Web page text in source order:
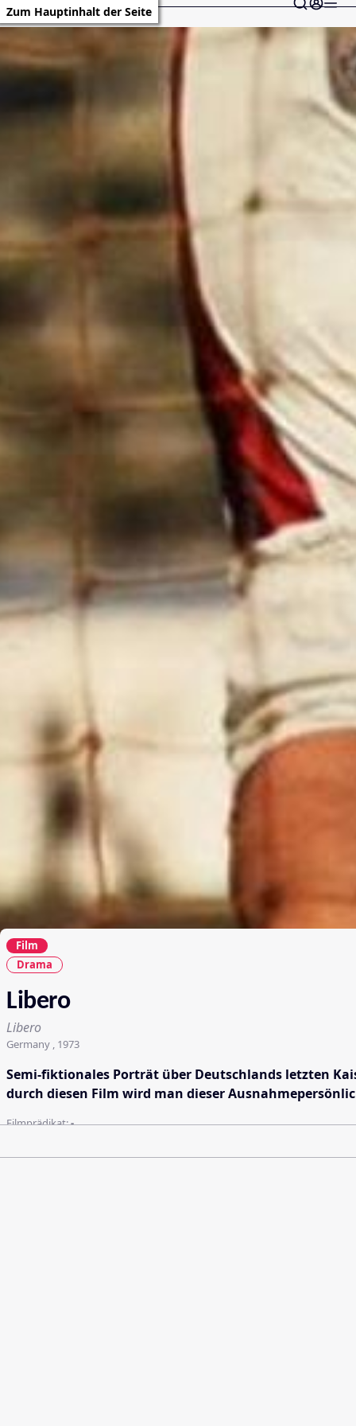
Zum Hauptinhalt der Seite
Film
Drama
Libero
Libero
Germany , 1973
Semi-fiktionales Porträt über Deutschlands letzten
durch diesen Film wird man dieser
Filmprädikat:-